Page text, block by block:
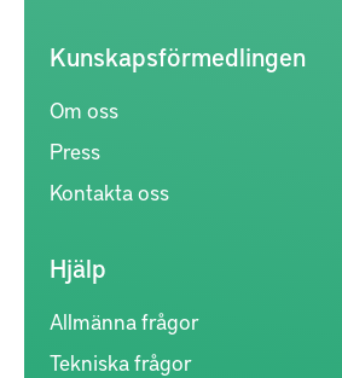
Kunskapsförmedlingen
Om oss
Press
Kontakta oss
Hjälp
Allmänna frågor
Tekniska frågor